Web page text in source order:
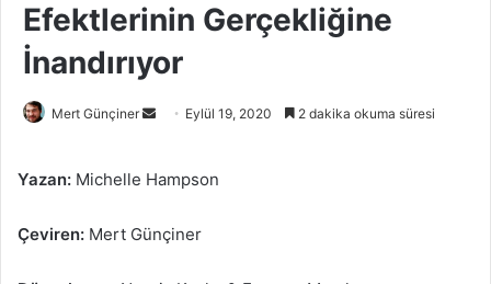
Efektlerinin Gerçekliğine
İnandırıyor
Mert Günçiner
Bir
göndermek
Eylül 19, 2020 2 dakika okuma süresi
Yazan: Michelle Hampson
Çeviren: Mert Günçiner